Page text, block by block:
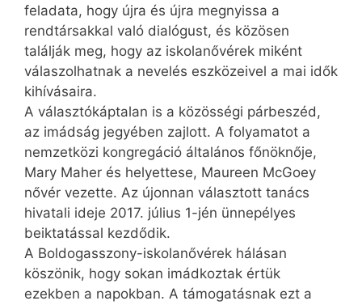
feladata, hogy újra és újra megnyissa a
rendtársakkal való dialógust, és közösen
találják meg, hogy az iskolanővérek miként
válaszolhatnak a nevelés eszközeivel a mai idők
kihívásaira.
A választókáptalan is a közösségi párbeszéd,
az imádság jegyében zajlott. A folyamatot a
nemzetközi kongregáció általános főnöknője,
Mary Maher és helyettese, Maureen McGoey
nővér vezette. Az újonnan választott tanács
hivatali ideje 2017. július 1-jén ünnepélyes
beiktatással kezdődik.
A Boldogasszony-iskolanővérek hálásan
köszönik, hogy sokan imádkoztak értük
ezekben a napokban. A támogatásnak ezt a